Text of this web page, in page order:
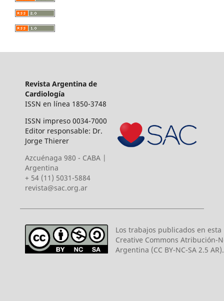
Revista Argentina de
Cardiología
ISSN en línea 1850-3748
ISSN impreso 0034-7000
Editor responsable: Dr.
Jorge Thierer
Azcuénaga 980 - CABA |
Argentina
+ 54 (11) 5031-5884
revista@sac.org.ar
Los trabajos publicados en
Creative Commons Atribución-
Argentina (CC BY-NC-SA 2.5 AR).